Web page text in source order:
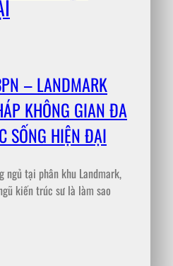
ngủ tại phân khu Landmark,
kiến trúc sư là làm sao